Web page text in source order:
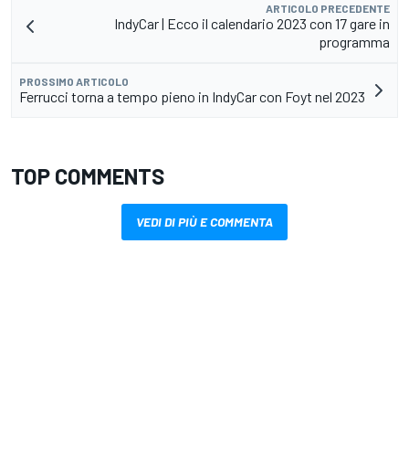
ARTICOLO PRECEDENTE
IndyCar | Ecco il calendario 2023 con 17 gare in
programma
PROSSIMO ARTICOLO
Ferrucci torna a tempo pieno in IndyCar con Foyt nel 2023
TOP COMMENTS
VEDI DI PIÙ E COMMENTA